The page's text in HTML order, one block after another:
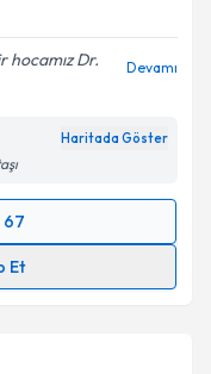
ilişkin
hocamız Dr.
Devamı
Haritada Göster
67
Et
bilgilendireceğiz.